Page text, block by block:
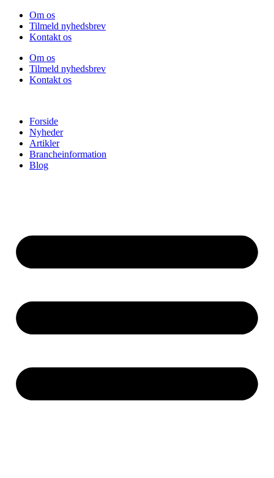
Videre
indhold
Om os
Tilmeld nyhedsbrev
Kontakt os
Om os
Tilmeld nyhedsbrev
Kontakt os
Forside
Nyheder
Artikler
Brancheinformation
Blog